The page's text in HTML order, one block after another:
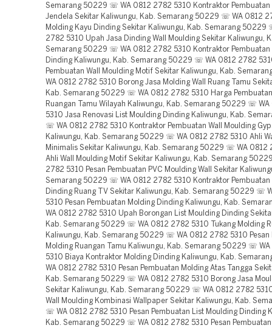
Semarang 50229 ☏ WA 0812 2782 5310 Kontraktor Pembuatan
Jendela Sekitar Kaliwungu, Kab. Semarang 50229 ☏ WA 0812
Molding Kayu Dinding Sekitar Kaliwungu, Kab. Semarang 50229
2782 5310 Upah Jasa Dinding Wall Moulding Sekitar Kaliwungu,
Semarang 50229 ☏ WA 0812 2782 5310 Kontraktor Pembuatan
Dinding Kaliwungu, Kab. Semarang 50229 ☏ WA 0812 2782
Pembuatan Wall Moulding Motif Sekitar Kaliwungu, Kab.
WA 0812 2782 5310 Borong Jasa Molding Wall Ruang Tamu
Kab. Semarang 50229 ☏ WA 0812 2782 5310 Harga
Ruangan Tamu Wilayah Kaliwungu, Kab. Semarang 50229 ☏
5310 Jasa Renovasi List Moulding Dinding Kaliwungu, Kab.
☏ WA 0812 2782 5310 Kontraktor Pembuatan Wall Moulding
Kaliwungu, Kab. Semarang 50229 ☏ WA 0812 2782 5310 Ahli
Minimalis Sekitar Kaliwungu, Kab. Semarang 50229 ☏ WA 0812
Ahli Wall Moulding Motif Sekitar Kaliwungu, Kab. Semarang
2782 5310 Pesan Pembuatan PVC Moulding Wall Sekitar
Semarang 50229 ☏ WA 0812 2782 5310 Kontraktor Pembuatan
Dinding Ruang TV Sekitar Kaliwungu, Kab. Semarang 50229 ☏
5310 Pesan Pembuatan Molding Dinding Kaliwungu, Kab.
WA 0812 2782 5310 Upah Borongan List Moulding Dinding
Kab. Semarang 50229 ☏ WA 0812 2782 5310 Tukang Molding
Kaliwungu, Kab. Semarang 50229 ☏ WA 0812 2782 5310 Pesan
Molding Ruangan Tamu Kaliwungu, Kab. Semarang 50229 ☏
5310 Biaya Kontraktor Molding Dinding Kaliwungu, Kab.
WA 0812 2782 5310 Pesan Pembuatan Molding Atas Tangga
Kab. Semarang 50229 ☏ WA 0812 2782 5310 Borong Jasa
Sekitar Kaliwungu, Kab. Semarang 50229 ☏ WA 0812 2782
Wall Moulding Kombinasi Wallpaper Sekitar Kaliwungu, Kab.
☏ WA 0812 2782 5310 Pesan Pembuatan List Moulding Dinding
Kab. Semarang 50229 ☏ WA 0812 2782 5310 Pesan Pembuatan